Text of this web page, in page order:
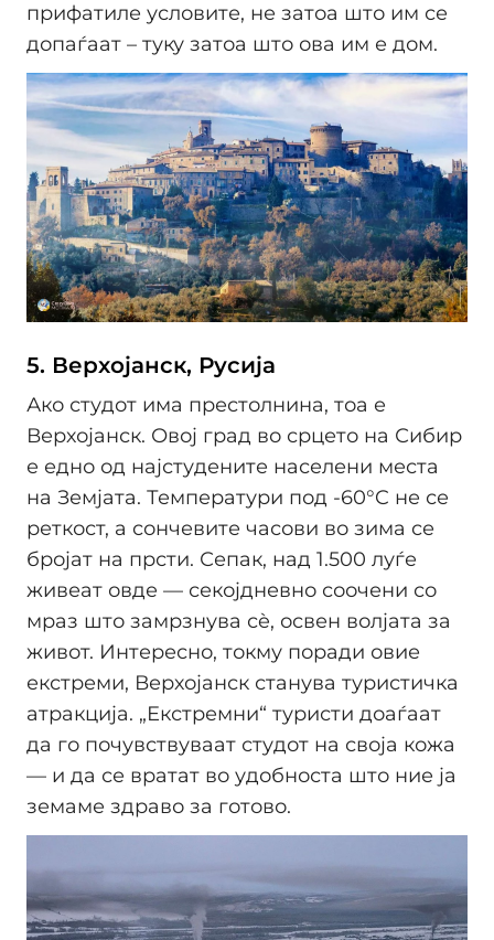
прифатиле условите, не затоа што им се
допаѓаат – туку затоа што ова им е дом.
5. Верхојанск, Русија
Ако студот има престолнина, тоа е
Верхојанск. Овој град во срцето на Сибир
е едно од најстудените населени места
на Земјата. Температури под -60°C не се
реткост, а сончевите часови во зима се
бројат на прсти. Сепак, над 1.500 луѓе
живеат овде — секојдневно соочени со
мраз што замрзнува сè, освен волјата за
живот. Интересно, токму поради овие
екстреми, Верхојанск станува туристичка
атракција. „Екстремни“ туристи доаѓаат
да го почувствуваат студот на своја кожа
— и да се вратат во удобноста што ние ја
земаме здраво за готово.